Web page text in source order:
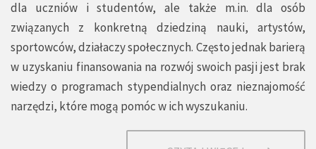
dla uczniów i studentów, ale także m.in. dla osób
związanych z konkretną dziedziną nauki, artystów,
sportowców, działaczy społecznych. Często jednak barierą
w uzyskaniu finansowania na rozwój swoich pasji jest brak
wiedzy o programach stypendialnych oraz nieznajomość
narzędzi, które mogą pomóc w ich wyszukaniu.